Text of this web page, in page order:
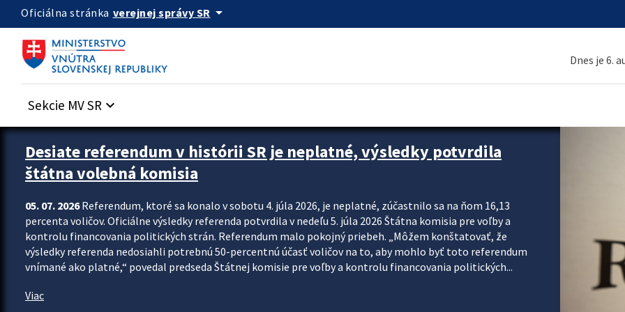
Preskocit na hlavný obsah
Oficiálna stránka verejnej správy SR arrow_drop_down
Dnes je 6.
Sekcie MV SR keyboard_arrow_down
Zastavit automatický posun upútavok
Desiate referendum v histórii SR je neplatné, výsledky potvrdila
štátna volebná komisia
05. 07. 2026Referendum, ktoré sa konalo v sobotu 4. júla 2026, je neplatné, zúčastnilo sa na ňom 16,13
percenta voličov. Oficiálne výsledky referenda potvrdila v nedeľu 5. júla 2026 Štátna komisia pre voľby a
kontrolu financovania politických strán. Referendum malo pokojný priebeh. „Môžem konštatovať, že
výsledky referenda nedosiahli potrebnú 50-percentnú účasť voličov na to, aby mohlo byť toto referendum
vnímané ako platné,“ povedal predseda Štátnej komisie pre voľby a kontrolu financovania politických...
Viac